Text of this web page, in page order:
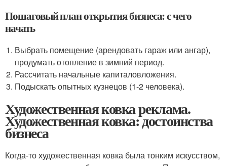
Пошаговый план открытия бизнеса: с чего
начать
Выбрать помещение (арендовать гараж или ангар),
продумать отопление в зимний период.
Рассчитать начальные капиталовложения.
Подыскать опытных кузнецов (1-2 человека).
Художественная ковка реклама.
Художественная ковка: достоинства
бизнеса
Когда-то художественная ковка была тонким искусством,